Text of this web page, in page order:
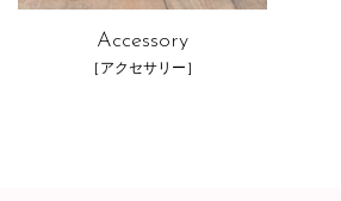
Accessory
［アクセサリー］